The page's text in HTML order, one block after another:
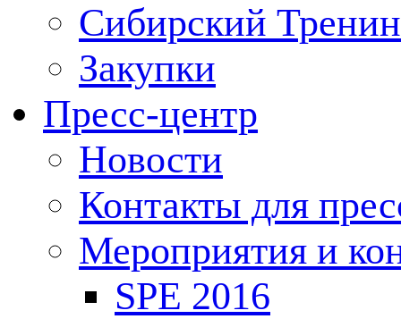
Сибирский
Закупки
Пресс-центр
Новости
Контакты для
Мероприятия и
SPE 2016